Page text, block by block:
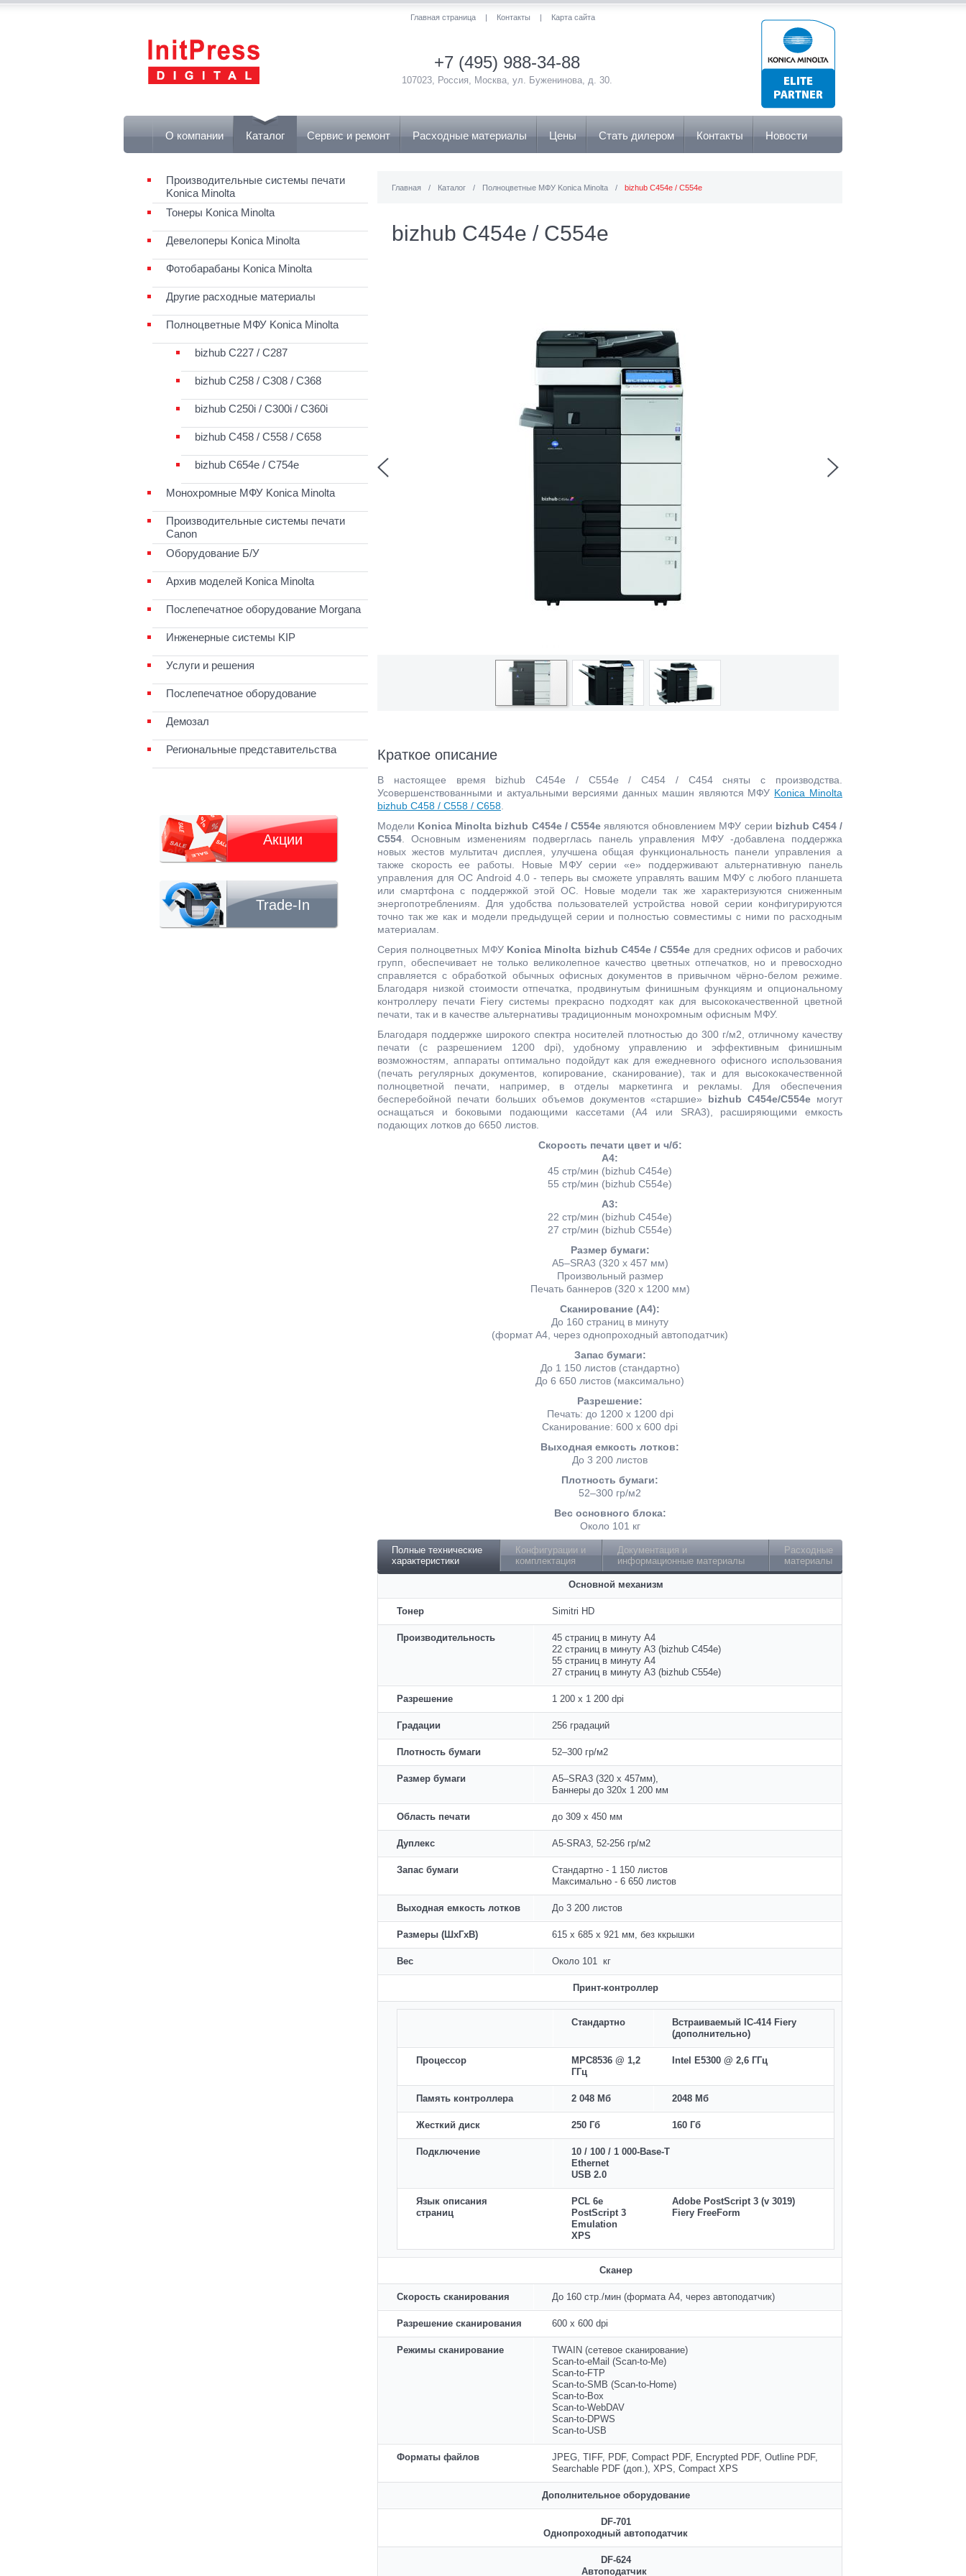
Главная страница | Контакты | Карта сайта
+7 (495) 988-34-88
107023, Россия, Москва, ул. Буженинова, д. 30.
О компании Каталог Сервис и ремонт Расходные материалы Цены Стать дилером Контакты Новости
Главная / Каталог / Полноцветные МФУ Konica Minolta / bizhub C454e / C554e
bizhub C454e / C554e
Краткое описание
В настоящее время bizhub C454e / C554e / C454 / C454 сняты с производства.
Усовершенствованными и актуальными версиями данных машин являются МФУ Konica Minolta
bizhub C458 / C558 / C658
Модели Konica Minolta bizhub C454e / C554eявляются обновлением МФУ серии bizhub C454 /
C554 . Основным изменениям подверглась панель управления МФУ -добавлена поддержка
новых жестов мультитач дисплея, улучшена общая функциональность панели управления а
также скорость ее работы. Новые МФУ серии «е» поддерживают альтернативную панель
управления для ОС Android 4.0 - теперь вы сможете управлять вашим МФУ с любого планшета
или смартфона с поддержкой этой ОС. Новые модели так же характеризуются сниженным
энергопотреблениям. Для удобства пользователей устройства новой серии конфигурируются
точно так же как и модели предыдущей серии и полностью совместимы с ними по расходным
материалам.
Серия полноцветных МФУ Konica Minolta bizhub С454e / C554e для средних офисов и рабочих
групп, обеспечивает не только великолепное качество цветных отпечатков, но и превосходно
справляется с обработкой обычных офисных документов в привычном чёрно-белом режиме.
Благодаря низкой стоимости отпечатка, продвинутым финишным функциям и опциональному
контроллеру печати Fiery системы прекрасно подходят как для высококачественной цветной
печати, так и в качестве альтернативы традиционным монохромным офисным МФУ.
Благодаря поддержке широкого спектра носителей плотностью до 300 г/м2, отличному качеству
печати (с разрешением 1200 dpi), удобному управлению и эффективным финишным
возможностям, аппараты оптимально подойдут как для ежедневного офисного использования
(печать регулярных документов, копирование, сканирование), так и для высококачественной
полноцветной печати, например, в отделы маркетинга и рекламы. Для обеспечения
бесперебойной печати больших объемов документов «старшие» bizhub С454e/С554e могут
оснащаться и боковыми подающими кассетами (А4 или SRA3), расширяющими емкость
подающих лотков до 6650 листов.
Скорость печати цвет и ч/б:
А4:
45 стр/мин (bizhub C454e)
55 стр/мин (bizhub C554e)
А3:
22 стр/мин (bizhub C454e)
27 стр/мин (bizhub C554e)
Размер бумаги:
А5–SRА3 (320 х 457 мм)
Произвольный размер
Печать баннеров (320 х 1200 мм)
Сканирование (А4):
До 160 страниц в минуту
(формат А4, через однопроходный автоподатчик)
Запас бумаги:
До 1 150 листов (стандартно)
До 6 650 листов (максимально)
Разрешение:
Печать: до 1200 х 1200 dpi
Сканирование: 600 x 600 dpi
Выходная емкость лотков:
До 3 200 листов
Плотность бумаги:
52–300 гр/м2
Вес основного блока:
Около 101 кг
Полные технические
характеристики
Конфигурации и
комплектация
Документация и
информационные материалы
Расходные
материалы
Основной механизм
Тонер Simitri HD
Производительность
45 страниц в минуту A4
22 страниц в минуту A3 (bizhub C454e)
55 страниц в минуту A4
27 страниц в минуту A3 (bizhub C554e)
Разрешение 1 200 x 1 200 dpi
Градации 256 градаций
Плотность бумаги 52–300 гр/м2
Размер бумаги
А5–SRА3 (320 х 457мм),
Баннеры до 320х 1 200 мм
Область печати до 309 х 450 мм
Дуплекс А5-SRА3, 52-256 гр/м2
Запас бумаги
Стандартно - 1 150 листов
Максимально - 6 650 листов
Выходная емкость лотков До 3 200 листов
Размеры (ШхГхВ) 615 х 685 х 921 мм, без ккрышки
Вес Около 101 кг
Принт-контроллер
Стандартно
Встраиваемый IC-414 Fiery
(дополнительно)
Процессор
MPC8536 @ 1,2
ГГц
Intel E5300 @ 2,6 ГГц
Память контроллера 2 048 Мб 2048 Мб
Жесткий диск 250 Гб 160 Гб
Подключение
10 / 100 / 1 000-Base-T
Ethernet
USB 2.0
Язык описания
страниц
PCL 6e
PostScript 3
Emulation
XPS
Adobe PostScript 3 (v 3019)
Fiery FreeForm
Сканер
Скорость сканирования До 160 стр./мин (формата А4, через автоподатчик)
Разрешение сканирования 600 х 600 dpi
Режимы сканирование
TWAIN (сетевое сканирование)
Scan-to-eMail (Scan-to-Me)
Scan-to-FTP
Scan-to-SMB (Scan-to-Home)
Scan-to-Box
Scan-to-WebDAV
Scan-to-DPWS
Scan-to-USB
Форматы файлов
JPEG, TIFF, PDF, Compact PDF, Encrypted PDF, Outline PDF,
Searchable PDF (доп.), XPS, Compact XPS
Дополнительное оборудование
DF-701
Однопроходный автоподатчик
DF-624
Автоподатчик
Производительные системы печати
Konica Minolta
Тонеры Konica Minolta
Девелоперы Konica Minolta
Фотобарабаны Konica Minolta
Другие расходные материалы
Полноцветные МФУ Konica Minolta
bizhub C227 / C287
bizhub С258 / C308 / C368
bizhub C250i / C300i / C360i
bizhub C458 / C558 / C658
bizhub C654e / C754e
Монохромные МФУ Konica Minolta
Производительные системы печати
Canon
Оборудование Б/У
Архив моделей Konica Minolta
Послепечатное оборудование Morgana
Инженерные системы KIP
Услуги и решения
Послепечатное оборудование
Демозал
Региональные представительства
Акции
Trade-In